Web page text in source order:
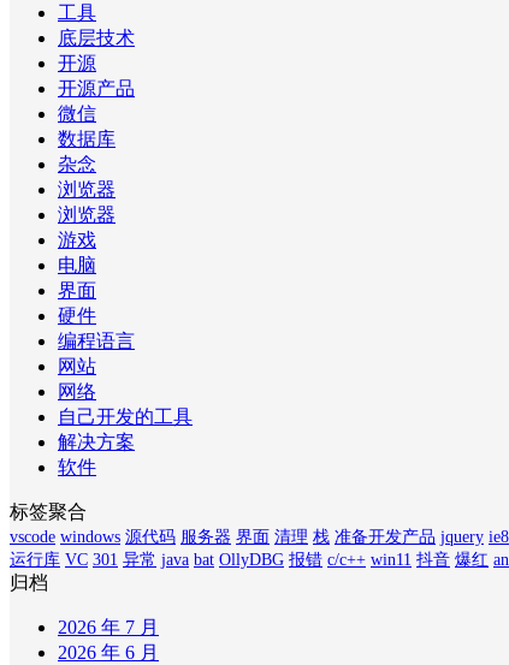
工具
底层技术
开源
开源产品
微信
数据库
杂念
浏览器
浏览器
游戏
电脑
界面
硬件
编程语言
网站
网络
自己开发的工具
解决方案
软件
标签聚合
vscode windows 源代码 服务器 界面 清理 栈 准备开发产品 jquery ie8
运行库 VC 301 异常 java bat OllyDBG 报错 c/c++ win11 抖音 爆红
归档
2026 年 7 月
2026 年 6 月